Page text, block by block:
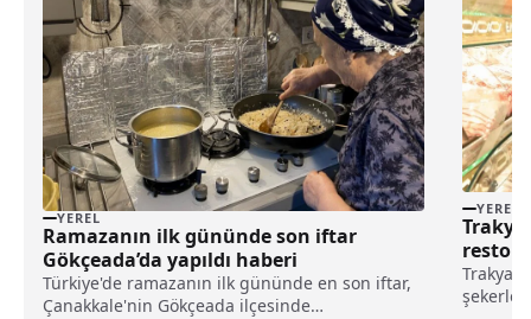
YEREL
Ramazanın ilk gününde son iftar
Gökçeada’da yapıldı haberi
Türkiye'de ramazanın ilk gününde en son iftar,
Çanakkale'nin Gökçeada ilçesinde
YEREL